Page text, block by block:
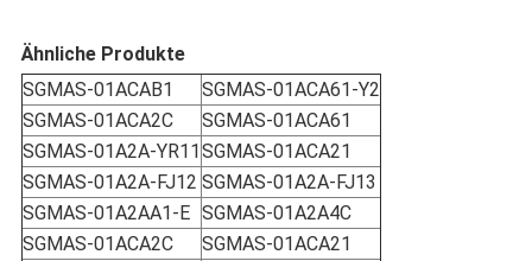
Ähnliche Produkte
SGMAS-01ACAB1
SGMAS-01ACA61-Y2
SGMAS-01ACA2C
SGMAS-01ACA61
SGMAS-01A2A-YR11SGMAS-01ACA21
SGMAS-01A2A-FJ12 SGMAS-01A2A-FJ13
SGMAS-01A2AA1-E SGMAS-01A2A4C
SGMAS-01ACA2C
SGMAS-01ACA21